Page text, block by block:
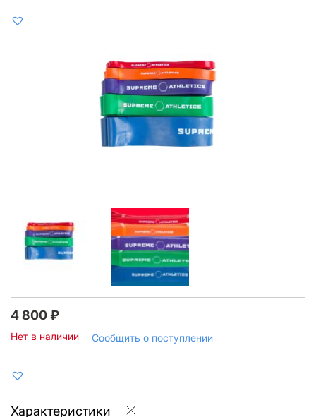
4 800₽
Нет в наличии Сообщить о поступлении
Характеристики